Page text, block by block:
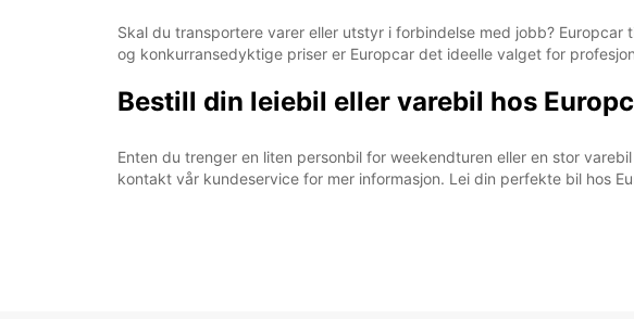
Skal du transportere varer eller utstyr i forbindelse med jobb?
og konkurransedyktige priser er Europcar det ideelle valget for
Bestill din leiebil eller varebil hos
Enten du trenger en liten personbil for weekendturen eller en stor
kontakt vår kundeservice for mer informasjon. Lei din perfekte bil hos